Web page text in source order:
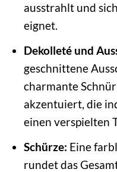
ausstrahlt und
eignet.
Dekolleté und
geschnittene
charmante
akzentuiert, die
einen verspielten
Schürze: Eine
rundet das